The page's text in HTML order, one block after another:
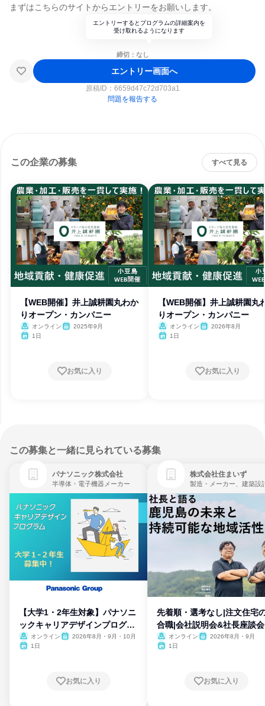
まずはこちらのサイトからエントリーをお願いします。
エントリーするとプログラムの詳細案内を
受け取れるようになります
締切：なし
エントリー画面へ
原稿ID： 6659d47c72d703a1
問題を報告する
この企業の募集 すべて見る
【WEB開催】井上誠耕園丸わか
りオープン・カンパニー
オンライン
2025年9月
1日
お気に入り
【WEB開催】井上誠耕園丸
りオープン・カンパニー
オンライン
2026年8月
1日
お気に入り
この募集と一緒に見られている募集
パナソニック株式会社
半導体・電子機器メーカー
【大学1・2年生対象】パナソニ
ックキャリアデザインプログラ
ム
オンライン
2026年8月・9月・10月
1日
お気に入り
株式会社住まいず
製造・メーカー、建築設
先着順・選考なし|注文住宅
合職|会社説明会&社長座談会
オンライン
2026年8月・9月
1日
お気に入り